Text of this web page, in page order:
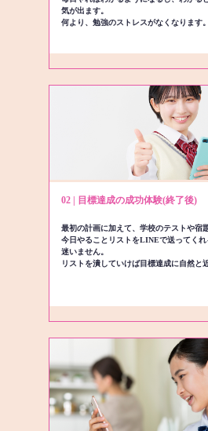
気が出ます。
何より、勉強のストレスがなくなります。
02 | 目標達成の成功体験(終了後)
最初の計画に加えて、学校のテストや宿
今日やることリストをLINEで送ってく
迷いません。
リストを潰していけば目標達成に自然と